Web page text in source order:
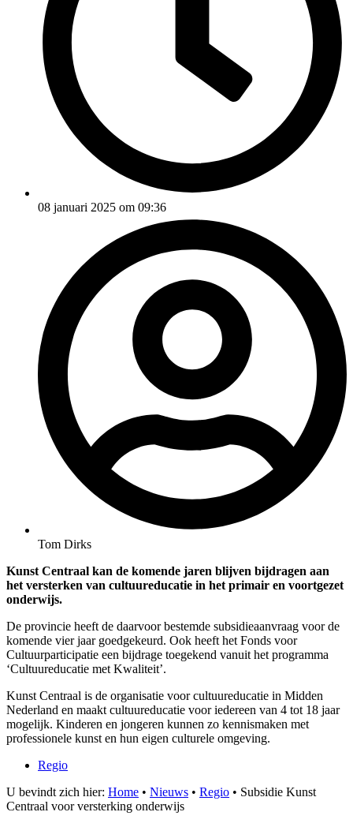
08 januari 2025 om 09:36
Tom Dirks
Kunst Centraal kan de komende jaren blijven bijdragen aan
het versterken van cultuureducatie in het primair en voortgezet
onderwijs.
De provincie heeft de daarvoor bestemde subsidieaanvraag voor de
komende vier jaar goedgekeurd. Ook heeft het Fonds voor
Cultuurparticipatie een bijdrage toegekend vanuit het programma
‘Cultuureducatie met Kwaliteit’.
Kunst Centraal is de organisatie voor cultuureducatie in Midden
Nederland en maakt cultuureducatie voor iedereen van 4 tot 18 jaar
mogelijk. Kinderen en jongeren kunnen zo kennismaken met
professionele kunst en hun eigen culturele omgeving.
Regio
U bevindt zich hier: Home • Nieuws • Regio • Subsidie Kunst
Centraal voor versterking onderwijs